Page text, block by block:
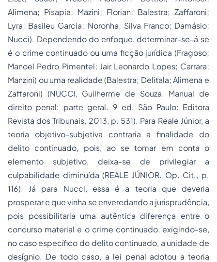
Alimena; Pisapia; Mazini; Florian; Balestra; Zaffaroni;
Lyra; Basileu Garcia; Noronha; Silva Franco; Damásio;
Nucci). Dependendo do enfoque, determinar-se-á se
é o crime continuado ou uma ficção jurídica (Fragoso;
Manoel Pedro Pimentel; Jair Leonardo Lopes; Carrara;
Manzini) ou uma realidade (Balestra; Delitala; Alimena e
Zaffaroni) (NUCCI, Guilherme de Souza. Manual de
direito penal: parte geral. 9 ed. São Paulo: Editora
Revista dos Tribunais, 2013, p. 531). Para Reale Júnior, a
teoria objetivo-subjetiva contraria a finalidade do
delito continuado, pois, ao se tomar em conta o
elemento subjetivo, deixa-se de privilegiar a
culpabilidade diminuída (REALE JÚNIOR. Op. Cit., p.
116). Já para Nucci, essa é a teoria que deveria
prosperar e que vinha se enveredando a jurisprudência,
pois possibilitaria uma autêntica diferença entre o
concurso material e o crime continuado, exigindo-se,
no caso específico do delito continuado, a unidade de
desígnio. De todo caso, a lei penal adotou a teoria